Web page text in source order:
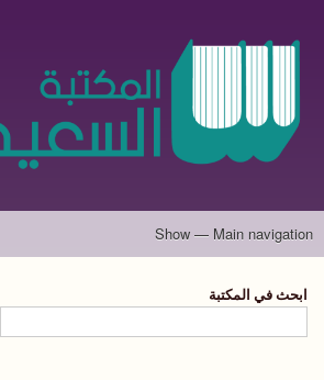
الرئيسي
Main
Show — Main navigation
الرئيسية
المؤلفون
تواصل معنا
حول الموقع
ابحث في المكتبة